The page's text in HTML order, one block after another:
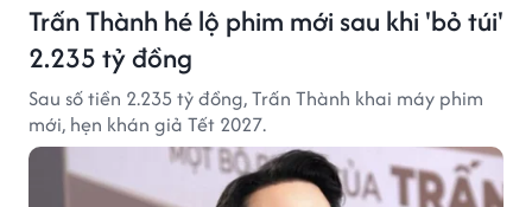
Trấn Thành hé lộ phim mới sau khi 'bỏ túi'
2.235 tỷ đồng
Sau số tiền 2.235 tỷ đồng, Trấn Thành khai máy phim
mới, hẹn khán giả Tết 2027.